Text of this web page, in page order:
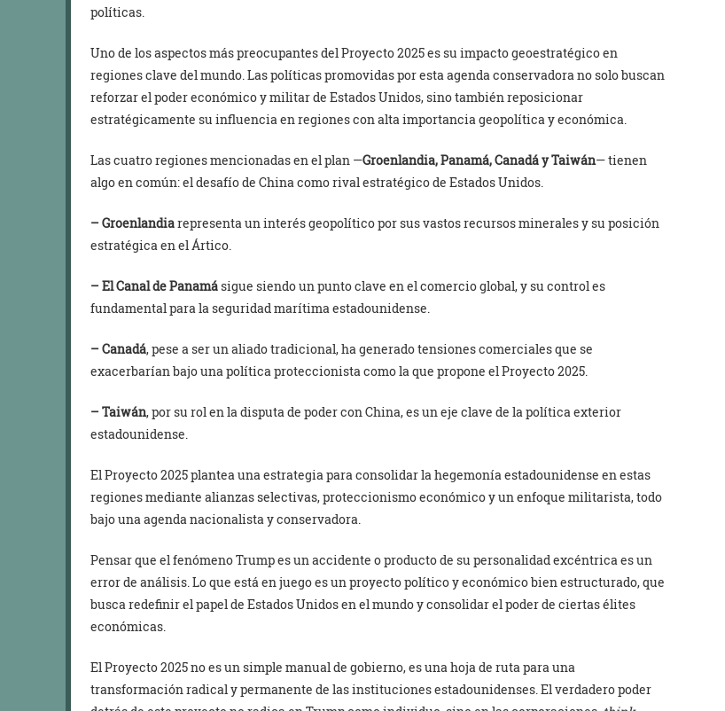
políticas.
Uno de los aspectos más preocupantes del Proyecto 2025 es su impacto geoestratégico en
regiones clave del mundo. Las políticas promovidas por esta agenda conservadora no solo buscan
reforzar el poder económico y militar de Estados Unidos, sino también reposicionar
estratégicamente su influencia en regiones con alta importancia geopolítica y económica.
Las cuatro regiones mencionadas en el plan —Groenlandia, Panamá, Canadá y Taiwán— tienen
algo en común: el desafío de China como rival estratégico de Estados Unidos.
– Groenlandiarepresenta un interés geopolítico por sus vastos recursos minerales y su posición
estratégica en el Ártico.
– El Canal de Panamásigue siendo un punto clave en el comercio global, y su control es
fundamental para la seguridad marítima estadounidense.
– Canadá, pese a ser un aliado tradicional, ha generado tensiones comerciales que se
exacerbarían bajo una política proteccionista como la que propone el Proyecto 2025.
– Taiwán, por su rol en la disputa de poder con China, es un eje clave de la política exterior
estadounidense.
El Proyecto 2025 plantea una estrategia para consolidar la hegemonía estadounidense en estas
regiones mediante alianzas selectivas, proteccionismo económico y un enfoque militarista, todo
bajo una agenda nacionalista y conservadora.
Pensar que el fenómeno Trump es un accidente o producto de su personalidad excéntrica es un
error de análisis. Lo que está en juego es un proyecto político y económico bien estructurado, que
busca redefinir el papel de Estados Unidos en el mundo y consolidar el poder de ciertas élites
económicas.
El Proyecto 2025 no es un simple manual de gobierno, es una hoja de ruta para una
transformación radical y permanente de las instituciones estadounidenses. El verdadero poder